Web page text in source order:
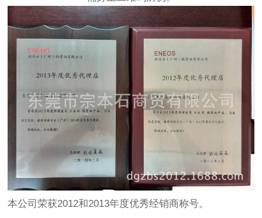
本公司荣获2012和2013年度优秀经销商称号。